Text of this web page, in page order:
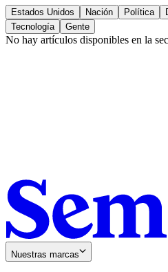
Estados Unidos Nación Política
Tecnología
Gente
No hay artículos disponibles en la
Nuestras marcas